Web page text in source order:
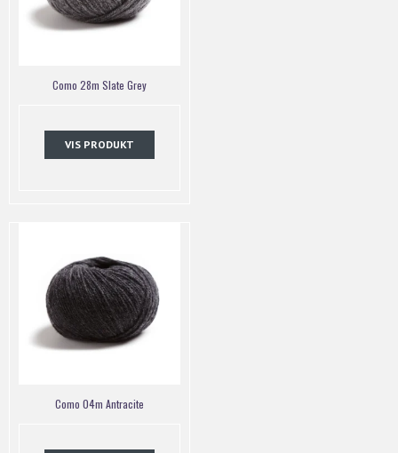
Como 28m Slate Grey
VIS PRODUKT
Como 04m Antracite